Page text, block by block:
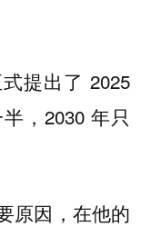
提出了 2025
，2030 年只
原因，在他的